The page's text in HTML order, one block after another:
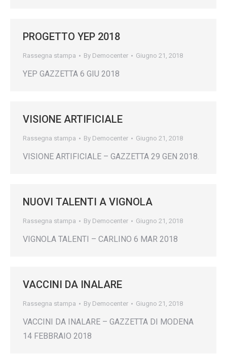
PROGETTO YEP 2018
Rassegna stampa By Democenter Giugno 21, 2018
YEP GAZZETTA 6 GIU 2018
VISIONE ARTIFICIALE
Rassegna stampa By Democenter Giugno 21, 2018
VISIONE ARTIFICIALE – GAZZETTA 29 GEN 2018.
NUOVI TALENTI A VIGNOLA
Rassegna stampa By Democenter Giugno 21, 2018
VIGNOLA TALENTI – CARLINO 6 MAR 2018
VACCINI DA INALARE
Rassegna stampa By Democenter Giugno 21, 2018
VACCINI DA INALARE – GAZZETTA DI MODENA
14 FEBBRAIO 2018